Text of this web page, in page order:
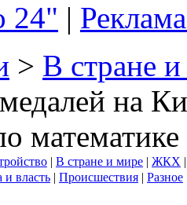
24" |
> В стране
на
математике
| В стране и мире | ЖКХ
власть | Происшествия | Разное